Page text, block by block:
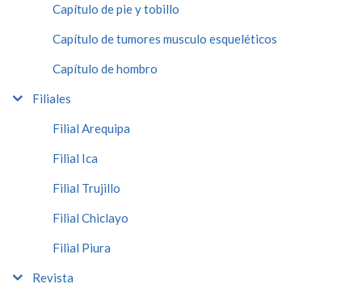
Capítulo de pie y tobillo
Capítulo de tumores musculo esqueléticos
Capítulo de hombro
Filiales
Filial Arequipa
Filial Ica
Filial Trujillo
Filial Chiclayo
Filial Piura
Revista